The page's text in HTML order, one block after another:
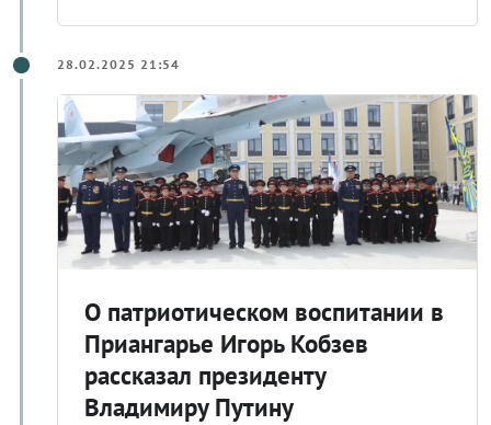
28.02.2025 21:54
О патриотическом воспитании в
Приангарье Игорь Кобзев
рассказал президенту
Владимиру Путину